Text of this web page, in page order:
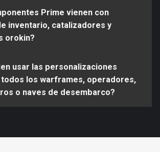
Prime vienen con
inventario, catalizadores y
orokin?
usar las personalizaciones
todos los warframes, operadores,
o naves de desembarco?
kavats, pero no en otros compañeros,
o centinelas
diseños de Liset se pueden usar en
como la Mantis, Scimitar o